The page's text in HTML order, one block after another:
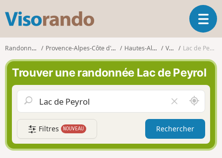
s
o
r
n
d
O
u
v
r
l
a
i
g
Randonnées Provence-Alpes-Côte d'Azur Hautes-Alpes Vars Lac de Peyrol
Trouver une randonnée Lac de Peyrol
i
d
e
r
l
A
u
t
u
r
Filtres NOUVEAU Rechercher